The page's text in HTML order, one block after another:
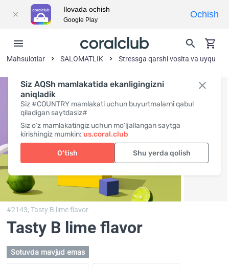
Siz AQSh mamlakatida ekanligingizni
aniqladik
Siz #COUNTRY mamlakati uchun buyurtmalarni qabul
qiladigan saytdasiz#
Siz o‘z mamlakatingiz uchun mo‘ljallangan saytga
kirishingiz mumkin: us.coral.club
O‘tish Shu yerda qolish
Mahsulotlar SALOMATLIK Stressga qarshi vosita va uyqu
#2143,Tasty B lime flavor
Tasty B lime flavor
Sotuvda mavjud emas
Ilovada ochish
Google Play
Ochish